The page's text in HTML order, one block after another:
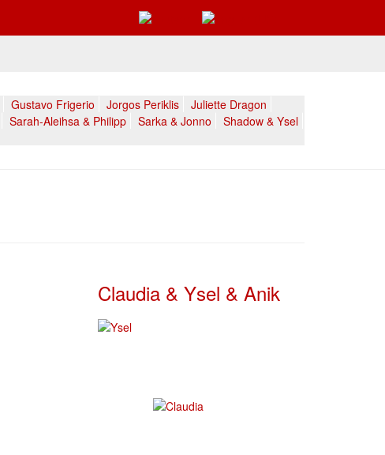
Gustavo Frigerio Jorgos Periklis
Juliette Dragon
Sarah-Aleihsa & Philipp Sarka & Jonno
Shadow & Ysel
Claudia & Ysel & Anik